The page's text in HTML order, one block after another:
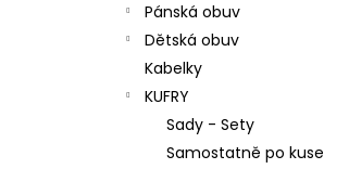
Pánská obuv
Dětská obuv
Kabelky
KUFRY
Sady - Sety
Samostatně po kuse